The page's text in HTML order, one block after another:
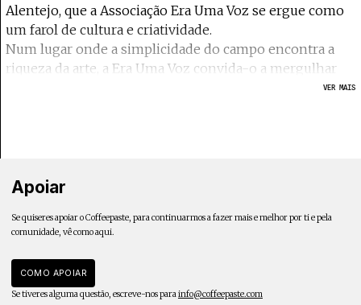
Alentejo, que a Associação Era Uma Voz se ergue como
um farol de cultura e criatividade.
Num lugar onde a simplicidade do campo encontra a
riqueza da arte, a Era Uma Voz convida-o a mergulhar
VER MAIS
Apoiar
Se quiseres apoiar o Coffeepaste, para continuarmos a fazer mais e melhor por ti e pela
comunidade, vê como aqui.
COMO APOIAR
Se tiveres alguma questão, escreve-nos parainfo@coffeepaste.com